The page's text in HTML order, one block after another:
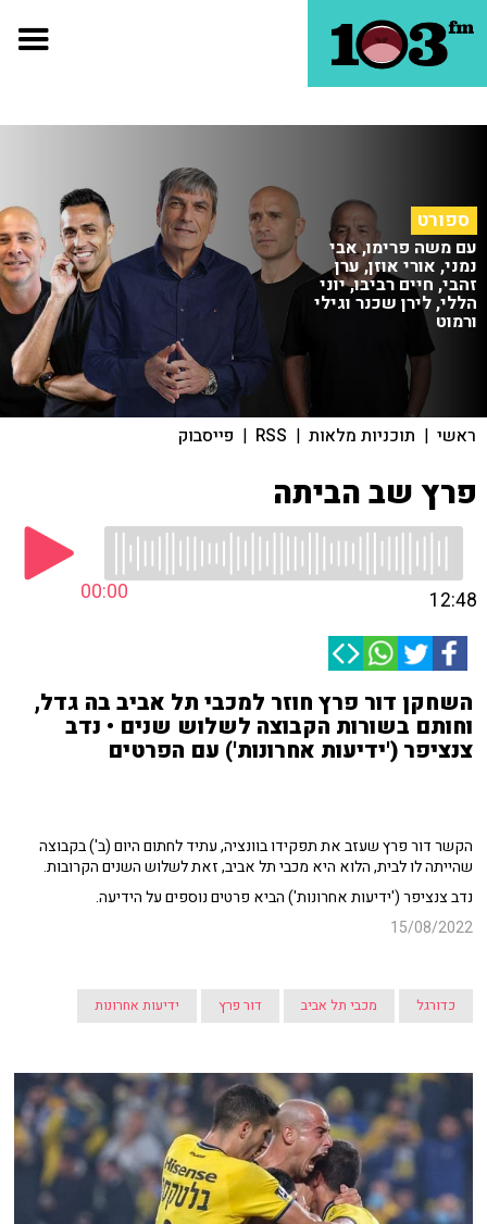
ספורט
עם משה פרימו, אבי
נמני, אורי אוזן, ערן
זהבי, חיים רביבו, יוני
הללי, לירן שכנר וגילי
ורמוט
ראשי | תוכניות מלאות |
RSS
| פייסבוק
פרץ שב הביתה
00:00 12:48
השחקן דור פרץ חוזר למכבי תל אביב בה גדל,
וחותם בשורות הקבוצה לשלוש שנים • נדב
צנציפר ('ידיעות אחרונות') עם הפרטים
הקשר דור פרץ שעזב את תפקידו בוונציה, עתיד לחתום היום (ב') בקבוצה
שהייתה לו לבית, הלוא היא מכבי תל אביב, זאת לשלוש השנים הקרובות.
נדב צנציפר ('ידיעות אחרונות') הביא פרטים נוספים על הידיעה.
15/08/2022
כדורגל מכבי תל אביב דור פרץ ידיעות אחרונות